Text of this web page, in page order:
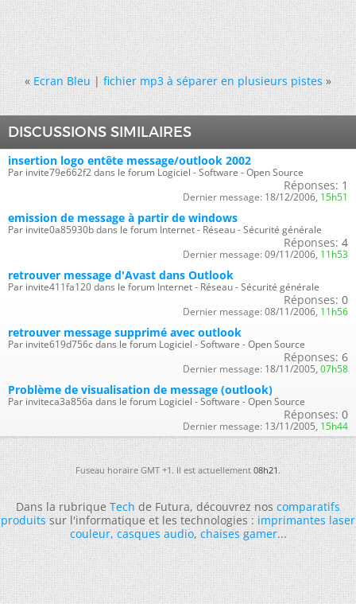
« Ecran Bleu|fichier mp3 à séparer en plusieurs pistes »
DISCUSSIONS SIMILAIRES
insertion logo entête message/outlook 2002
Par invite79e662f2 dans le forum Logiciel - Software - Open Source
Réponses: 1
Dernier message: 18/12/2006, 15h51
emission de message à partir de windows
Par invite0a85930b dans le forum Internet - Réseau - Sécurité générale
Réponses: 4
Dernier message: 09/11/2006, 11h53
retrouver message d'Avast dans Outlook
Par invite411fa120 dans le forum Internet - Réseau - Sécurité générale
Réponses: 0
Dernier message: 08/11/2006, 11h56
retrouver message supprimé avec outlook
Par invite619d756c dans le forum Logiciel - Software - Open Source
Réponses: 6
Dernier message: 18/11/2005, 07h58
Problème de visualisation de message (outlook)
Par inviteca3a856a dans le forum Logiciel - Software - Open Source
Réponses: 0
Dernier message: 13/11/2005, 15h44
Fuseau horaire GMT +1. Il est actuellement08h21.
Dans la rubriqueTechde Futura, découvrez noscomparatifs
produitssur l'informatique et les technologies :imprimantes laser
couleur,casques audio,chaises gamer...